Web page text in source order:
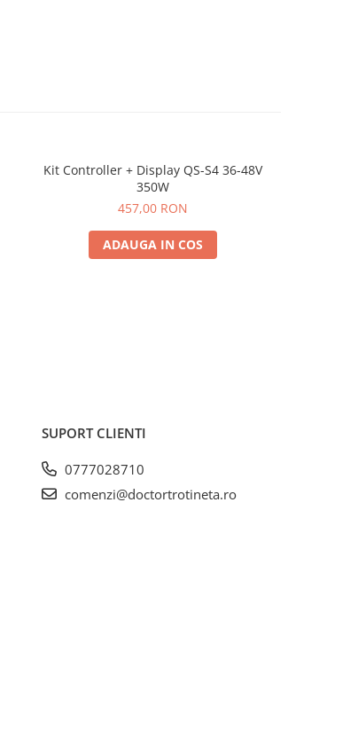
Kit Controller + Display QS-S4 36-48V
350W
457,00 RON
ADAUGA IN COS
SUPORT CLIENTI
0777028710
comenzi@doctortrotineta.ro